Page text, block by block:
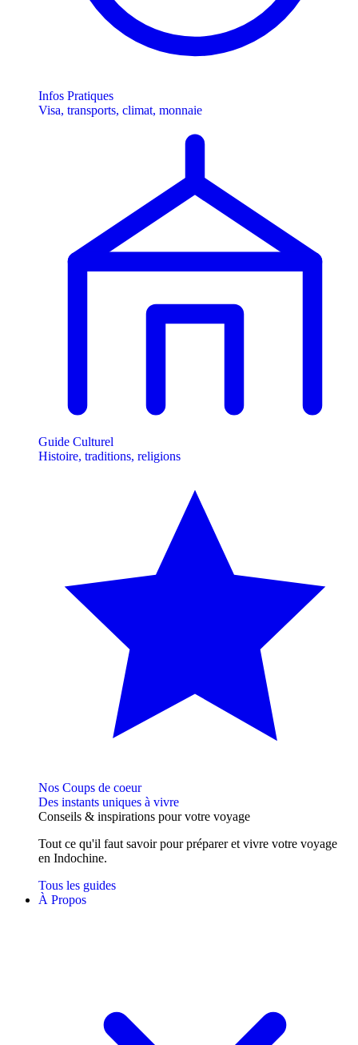
Infos Pratiques
Visa, transports, climat, monnaie
Guide Culturel
Histoire, traditions, religions
Nos Coups de coeur
Des instants uniques à vivre
Conseils & inspirations pour votre voyage
Tout ce qu'il faut savoir pour préparer et vivre votre voyage
en Indochine.
Tous les guides
À Propos